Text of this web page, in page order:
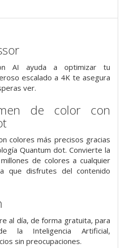
AI ayuda a optimizar tu
escalado a 4K te asegura
ver.
de color con
colores más precisos gracias
Quantum dot. Convierte la
de colores a cualquier
que disfrutes del contenido
al día, de forma gratuita, para
la Inteligencia Artificial,
sin preocupaciones.